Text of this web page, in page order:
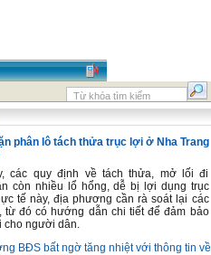
phân lô tách thửa trục lợi ở Nha Trang
các quy định về tách thửa, mở lối đi
còn nhiều lổ hổng, dễ bị lợi dụng trục
tế này, địa phương cần rà soát lại các
từ đó có hướng dẫn chi tiết để đảm bảo
cho người dân.
BĐS bất ngờ tăng nhiệt với thông tin về